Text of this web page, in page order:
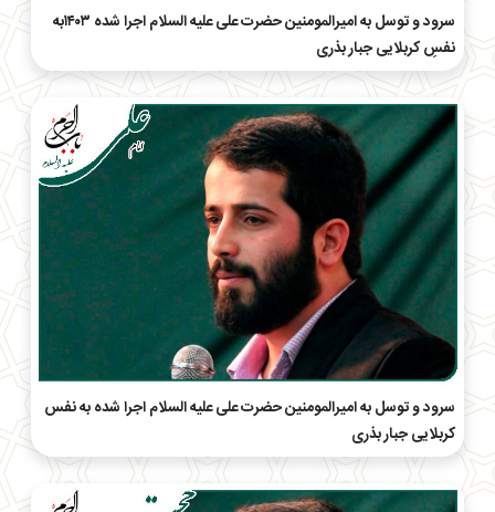
سرود و توسل به امیرالمومنین حضرت علی علیه السلام اجرا شده ۱۴۰۳به
نفسِ کربلایی جبار بذری
سرود و توسل به امیرالمومنین حضرت علی علیه السلام اجرا شده به نفس
کربلایی جبار بذری